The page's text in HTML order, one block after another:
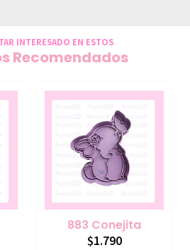
INTERESADO EN ESTOS
Recomendados
883 Conejita
$1.790